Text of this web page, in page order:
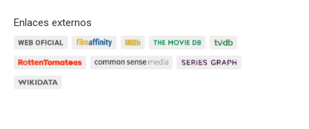
Enlaces externos